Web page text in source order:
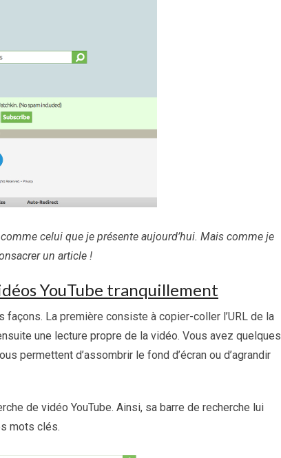
celui que je présente aujourd’hui. Mais comme je
un article !
YouTube tranquillement
La première consiste à copier-coller l’URL de la
une lecture propre de la vidéo. Vous avez quelques
permettent d’assombrir le fond d’écran ou d’agrandir
de vidéo YouTube. Ainsi, sa barre de recherche lui
mots clés.